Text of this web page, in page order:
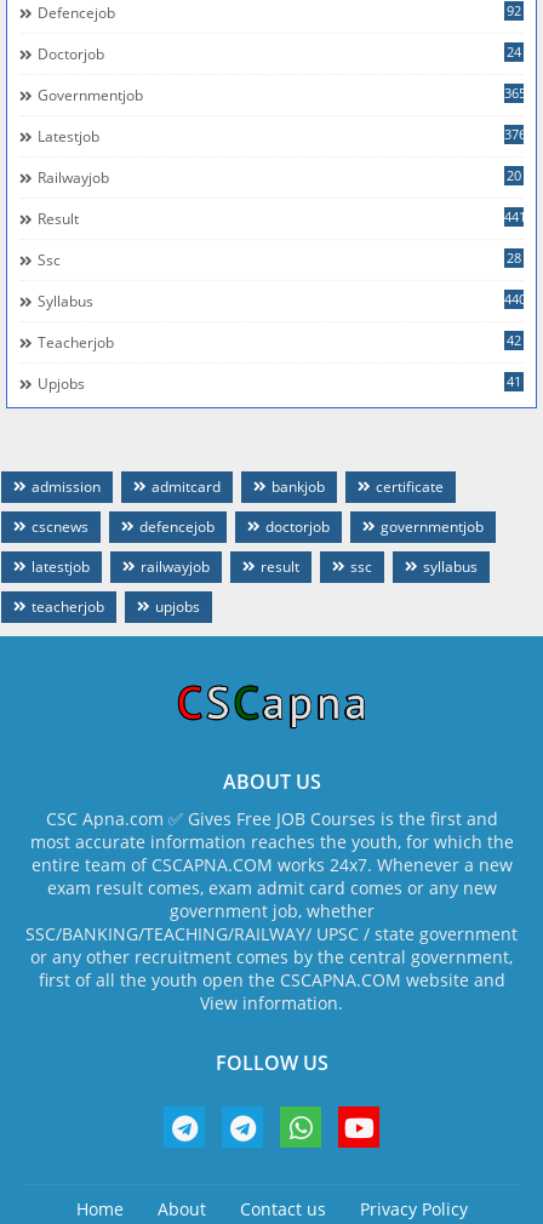
Defencejob 92
Doctorjob 24
Governmentjob 365
Latestjob 376
Railwayjob 20
Result 441
Ssc 28
Syllabus 440
Teacherjob 42
Upjobs 41
admission admitcard bankjob
certificate
cscnews
defencejob doctorjob
governmentjob
latestjob
railwayjob result ssc
syllabus
teacherjob
upjobs
ABOUT US
CSC Apna.com ✅ Gives Free JOB Courses is the first and
most accurate information reaches the youth, for which the
entire team of CSCAPNA.COM works 24x7. Whenever a new
exam result comes, exam admit card comes or any new
government job, whether
SSC/BANKING/TEACHING/RAILWAY/ UPSC / state government
or any other recruitment comes by the central government,
first of all the youth open the CSCAPNA.COM website and
View information.
FOLLOW US
Home About Contact us Privacy Policy